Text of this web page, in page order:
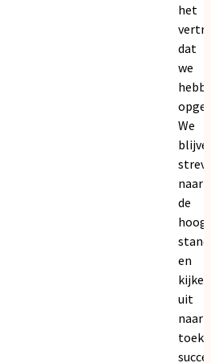
het
dat
we
We
naar
de
en
kijken
uit
naar